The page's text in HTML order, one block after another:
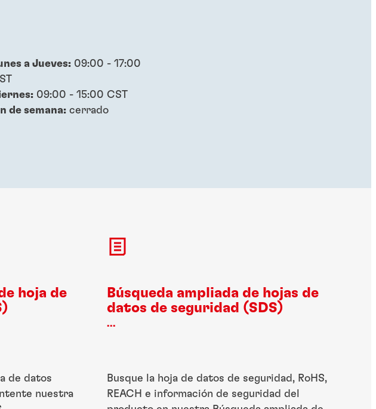
a Jueves: 09:00 - 17:00
09:00 - 15:00 CST
de semana: cerrado
hoja de
de datos
nuestra
Búsqueda ampliada de hojas de
datos de seguridad (SDS)
...
Busque la hoja de datos de seguridad, RoHS,
REACH e información de seguridad del